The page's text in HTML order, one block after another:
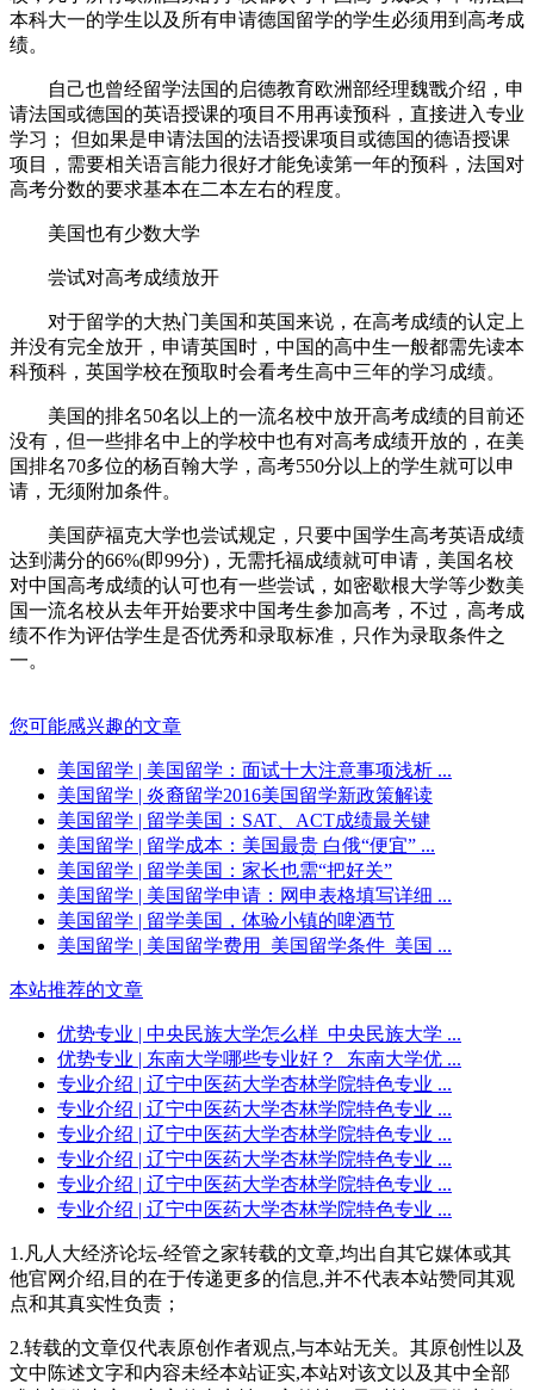
本科大一的学生以及所有申请德国留学的学生必须用到高考成
绩。
自己也曾经留学法国的启德教育欧洲部经理魏戬介绍，申
请法国或德国的英语授课的项目不用再读预科，直接进入专业
学习； 但如果是申请法国的法语授课项目或德国的德语授课
项目，需要相关语言能力很好才能免读第一年的预科，法国对
高考分数的要求基本在二本左右的程度。
美国也有少数大学
尝试对高考成绩放开
对于留学的大热门美国和英国来说，在高考成绩的认定上
并没有完全放开，申请英国时，中国的高中生一般都需先读本
科预科，英国学校在预取时会看考生高中三年的学习成绩。
美国的排名50名以上的一流名校中放开高考成绩的目前还
没有，但一些排名中上的学校中也有对高考成绩开放的，在美
国排名70多位的杨百翰大学，高考550分以上的学生就可以申
请，无须附加条件。
美国萨福克大学也尝试规定，只要中国学生高考英语成绩
达到满分的66%(即99分)，无需托福成绩就可申请，美国名校
对中国高考成绩的认可也有一些尝试，如密歇根大学等少数美
国一流名校从去年开始要求中国考生参加高考，不过，高考成
绩不作为评估学生是否优秀和录取标准，只作为录取条件之
一。
您可能感兴趣的文章
美国留学 | 美国留学：面试十大注意事项浅析 ...
美国留学 | 炎裔留学2016美国留学新政策解读
美国留学 | 留学美国：SAT、ACT成绩最关键
美国留学 | 留学成本：美国最贵 白俄“便宜” ...
美国留学 | 留学美国：家长也需“把好关”
美国留学 | 美国留学申请：网申表格填写详细 ...
美国留学 | 留学美国，体验小镇的啤酒节
美国留学 | 美国留学费用_美国留学条件_美国 ...
本站推荐的文章
优势专业 | 中央民族大学怎么样_中央民族大学 ...
优势专业 | 东南大学哪些专业好？_东南大学优 ...
专业介绍 | 辽宁中医药大学杏林学院特色专业 ...
专业介绍 | 辽宁中医药大学杏林学院特色专业 ...
专业介绍 | 辽宁中医药大学杏林学院特色专业 ...
专业介绍 | 辽宁中医药大学杏林学院特色专业 ...
专业介绍 | 辽宁中医药大学杏林学院特色专业 ...
专业介绍 | 辽宁中医药大学杏林学院特色专业 ...
1.凡人大经济论坛-经管之家转载的文章,均出自其它媒体或其
他官网介绍,目的在于传递更多的信息,并不代表本站赞同其观
点和其真实性负责；
2.转载的文章仅代表原创作者观点,与本站无关。其原创性以及
文中陈述文字和内容未经本站证实,本站对该文以及其中全部